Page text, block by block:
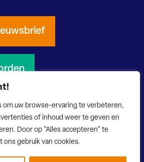
om uw browse-ervaring te verbeteren,
of inhoud weer te geven en
Door op "Alles accepteren" te
ons gebruik van cookies.
NL Privacy verklaring